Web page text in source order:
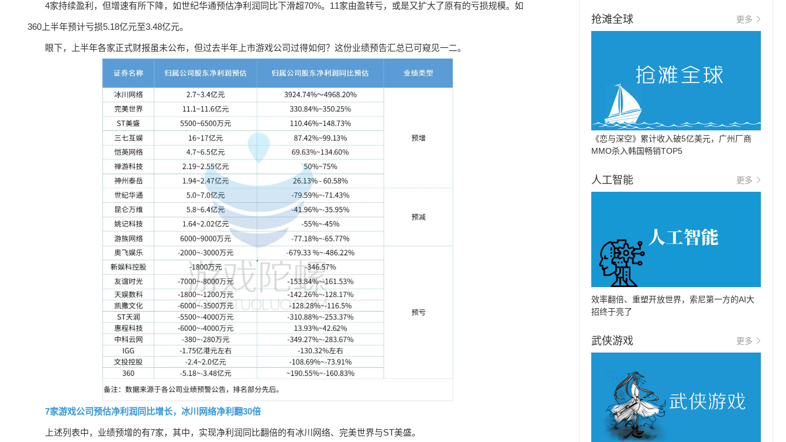
4家持续盈利，但增速有所下降，如世纪华通预估净利润同比下滑超70%。11家由盈转亏，或是又扩大了原有的亏损规模。如
360上半年预计亏损5.18亿元至3.48亿元。
眼下，上半年各家正式财报虽未公布，但过去半年上市游戏公司过得如何？这份业绩预告汇总已可窥见一二。
7家游戏公司预估净利润同比增长，冰川网络净利翻30倍
上述列表中，业绩预增的有7家，其中，实现净利润同比翻倍的有冰川网络、完美世界与ST美盛。
抢滩全球 更多
《恋与深空》累计收入破5亿美元，广州厂商
MMO杀入韩国畅销TOP5
人工智能 更多
效率翻倍、重塑开放世界，索尼第一方的AI大
招终于亮了
武侠游戏 更多